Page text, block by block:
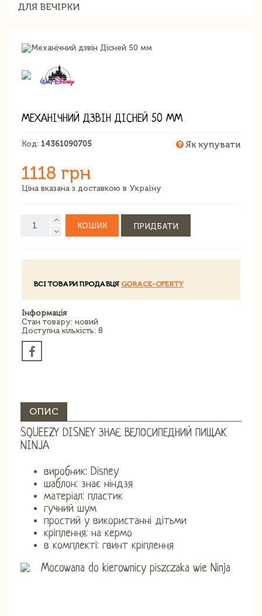
ДЛЯ ВЕЧІРКИ
МЕХАНІЧНИЙ ДЗВІН ДІСНЕЙ 50 ММ
Код: 14361090705 Як купувати
1118 грн
Ціна вказана з доставкою в Україну
КОШИК ПРИДБАТИ
ВСІ ТОВАРИ ПРОДАВЦЯ GORACE-OFERTY
Інформація
Стан товару: новий
Доступна кількість: 8
ОПИС
SQUEEZY DISNEY ЗНАЄ ВЕЛОСИПЕДНИЙ ПИЩАК
NINJA
виробник: Disney
шаблон: знає ніндзя
матеріал: пластик
гучний шум
простий у використанні дітьми
кріплення: на кермо
в комплекті: гвинт кріплення